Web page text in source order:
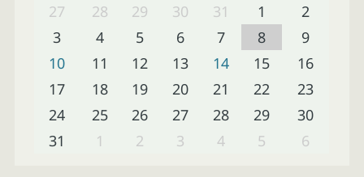
27
28 29 30 31 1
2
3
4 5 6 7 8
9
10
11 12 13 14 15
16
17
18 19 20 21 22
23
24
25 26 27 28 29
30
31
1 2 3 4 5 6